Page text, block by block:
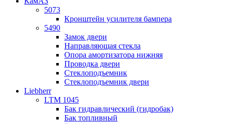
5073
Кронштейн усилителя бампера
5490
Замок двери
Направляющая стекла
Опора амортизатора нижняя
Проводка двери
Стеклоподъемник
Стеклоподъемник двери
Liebherr
LTM 1045
Бак гидравлический (гидробак)
Бак топливный